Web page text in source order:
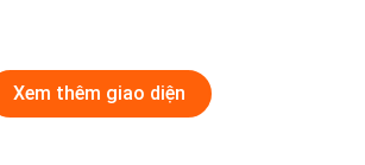
Xem thêm giao diện